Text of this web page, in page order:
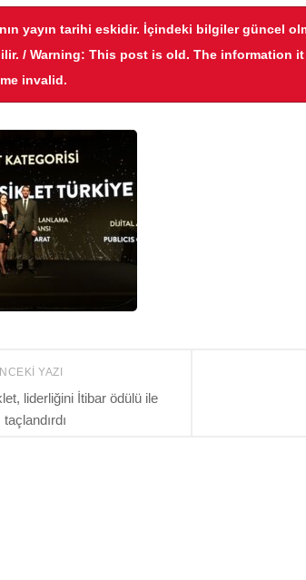
yayın tarihi eskidir. İçindeki bilgiler güncel
/ Warning: This post is old. The information
invalid.
YAZI
liderliğini İtibar ödülü ile
taçlandırdı